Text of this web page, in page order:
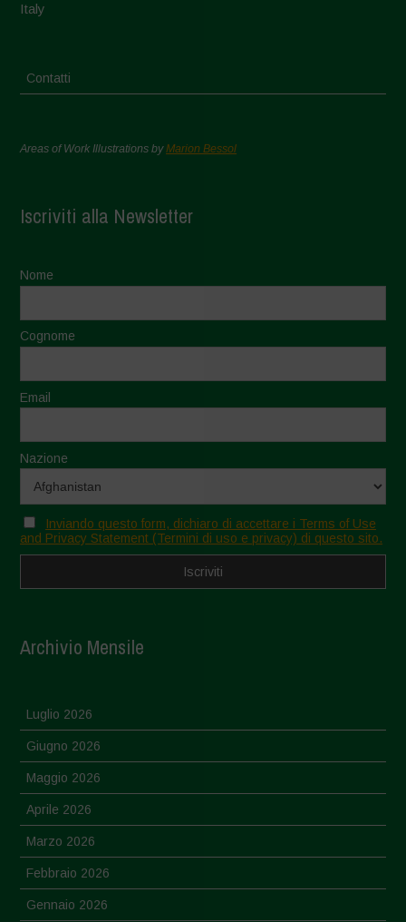
Italy
Contatti
Areas of Work Illustrations byMarion Bessol
Iscriviti alla Newsletter
Nome
Cognome
Email
Nazione
Inviando questo form, dichiaro di accettare i Terms of Use
and Privacy Statement (Termini di uso e privacy) di questo sito.
Archivio Mensile
Luglio 2026
Giugno 2026
Maggio 2026
Aprile 2026
Marzo 2026
Febbraio 2026
Gennaio 2026